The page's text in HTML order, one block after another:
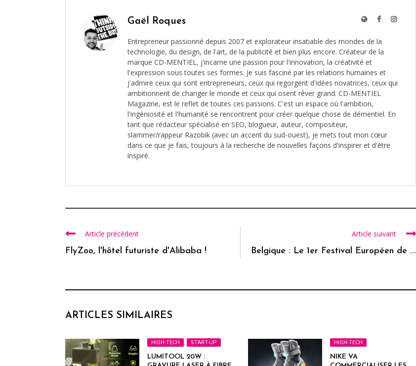
Gaël Roques
Entrepreneur passionné depuis 2007 et explorateur insatiable des mondes de la
technologie, du design, de l'art, de la publicité et bien plus encore. Créateur de la
marque CD-MENTIEL, j'incarne une passion pour l'innovation, la créativité et
l'expression sous toutes ses formes. Je suis fasciné par les relations humaines et
j'admire ceux qui sont entrepreneurs, ceux qui regorgent d'idées novatrices, ceux qui
ambitionnent de changer le monde et ceux qui osent rêver grand. CD-MENTIEL
Magazine, est le reflet de toutes ces passions. C'est un espace où l'ambition,
l'ingéniosité et l'humanité se rencontrent pour créer quelque chose de démentiel. En
tant que rédacteur spécialisé en SEO, blogueur, auteur, compositeur,
slammer/rappeur Razobik (avec un accent du sud-ouest), je mets tout mon cœur
dans ce que je fais, toujours à la recherche de nouvelles façons d'inspirer et d'être
inspiré.
Article précédent
FlyZoo, l'hôtel futuriste d'Alibaba !
Article suivant
Belgique : Le 1er Festival Européen de ...
ARTICLES SIMILAIRES
HIGH-TECH , START-UP
LUMITOOL 20W :
HIGH-TECH
NIKE VA